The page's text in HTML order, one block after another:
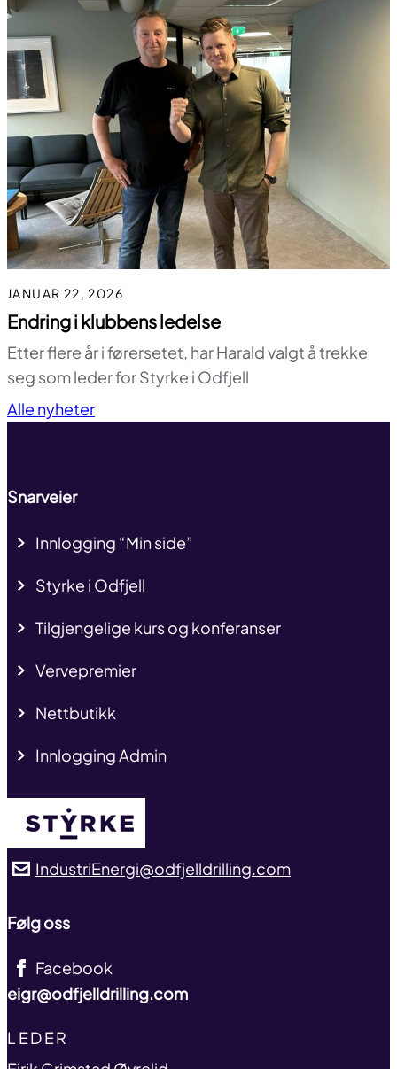
JANUAR 22, 2026
Endring i klubbens ledelse
Etter flere år i førersetet, har Harald valgt å trekke
seg som leder for Styrke i Odfjell
Alle nyheter
Snarveier
Innlogging “Min side”
Styrke i Odfjell
Tilgjengelige kurs og konferanser
Vervepremier
Nettbutikk
Innlogging Admin
IndustriEnergi@odfjelldrilling.com
Følg oss
Facebook
eigr@odfjelldrilling.com
TITLE
LEDER